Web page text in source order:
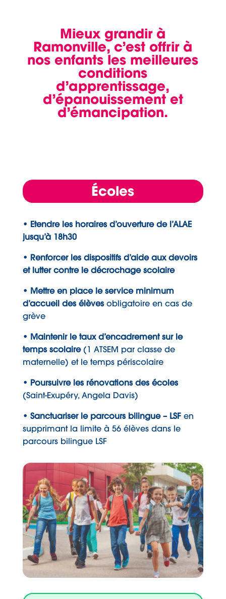
Mieux grandir à
Ramonville, c’est offrir à
nos enfants les meilleures
conditions
d’apprentissage,
d’épanouissement et
d’émancipation.
Écoles
• Etendre les horaires d’ouverture de l’ALAE
jusqu’à 18h30
• Renforcer les dispositifs d’aide aux devoirs
et lutter contre le décrochage scolaire
• Mettre en place le service minimum
d’accueil des élèvesobligatoire en cas de
grève
• Maintenir le taux d’encadrement sur le
temps scolaire(1 ATSEM par classe de
maternelle) et le temps périscolaire
• Poursuivre les rénovations des écoles
(Saint-Exupéry, Angela Davis)
• Sanctuariser le parcours bilingue – LSFen
supprimant la limite à 56 élèves dans le
parcours bilingue LSF